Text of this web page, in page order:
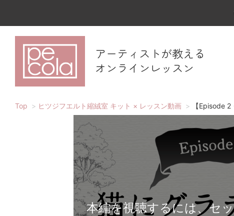
アーティストが教える
オンラインレッスン
Top ヒツジフエルト縮絨室 キット × レッスン動画 【Episode
本編を視聴するには、セ